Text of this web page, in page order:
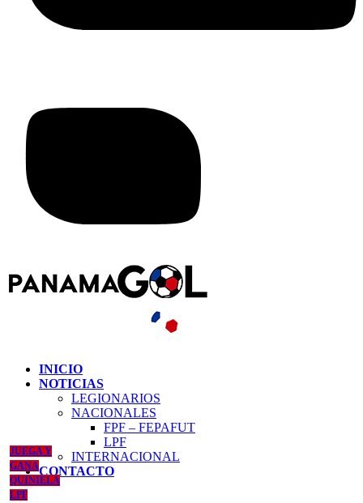
INICIO
NOTICIAS
LEGIONARIOS
NACIONALES
FPF – FEPAFUT
LPF
INTERNACIONAL
CONTACTO
JUEGA Y
GANA
QUINIELA
LPF